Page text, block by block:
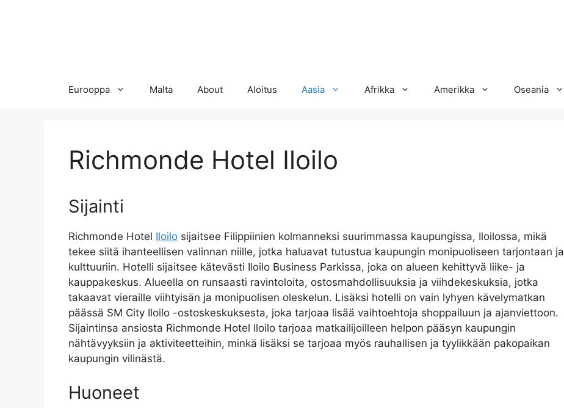
Eurooppa Malta About Aloitus Aasia Afrikka Amerikka Oseania
Richmonde Hotel Iloilo
Sijainti
Richmonde Hotel Iloilo sijaitsee Filippiinien kolmanneksi suurimmassa kaupungissa, Iloilossa, mikä
tekee siitä ihanteellisen valinnan niille, jotka haluavat tutustua kaupungin monipuoliseen tarjontaan ja
kulttuuriin. Hotelli sijaitsee kätevästi Iloilo Business Parkissa, joka on alueen kehittyvä liike- ja
kauppakeskus. Alueella on runsaasti ravintoloita, ostosmahdollisuuksia ja viihdekeskuksia, jotka
takaavat vieraille viihtyisän ja monipuolisen oleskelun. Lisäksi hotelli on vain lyhyen kävelymatkan
päässä SM City Iloilo -ostoskeskuksesta, joka tarjoaa lisää vaihtoehtoja shoppailuun ja ajanviettoon.
Sijaintinsa ansiosta Richmonde Hotel Iloilo tarjoaa matkailijoilleen helpon pääsyn kaupungin
nähtävyyksiin ja aktiviteetteihin, minkä lisäksi se tarjoaa myös rauhallisen ja tyylikkään pakopaikan
kaupungin vilinästä.
Huoneet